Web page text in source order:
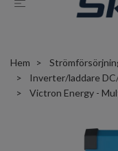
Hem
Inverter/laddare
Victron Energy -